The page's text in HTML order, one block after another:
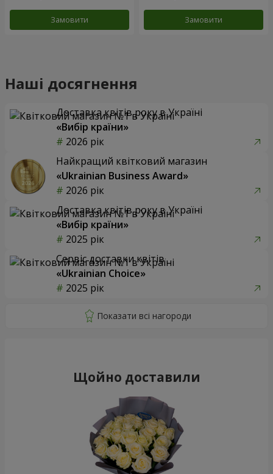
Замовити Замовити
Наші досягнення
Доставка квітів року в Україні
«Вибір країни»
2026 рік
Найкращий квітковий магазин
«Ukrainian Business Award»
2026 рік
Доставка квітів року в Україні
«Вибір країни»
2025 рік
Сервіс доставки квітів
«Ukrainian Choice»
2025 рік
Щойно доставили